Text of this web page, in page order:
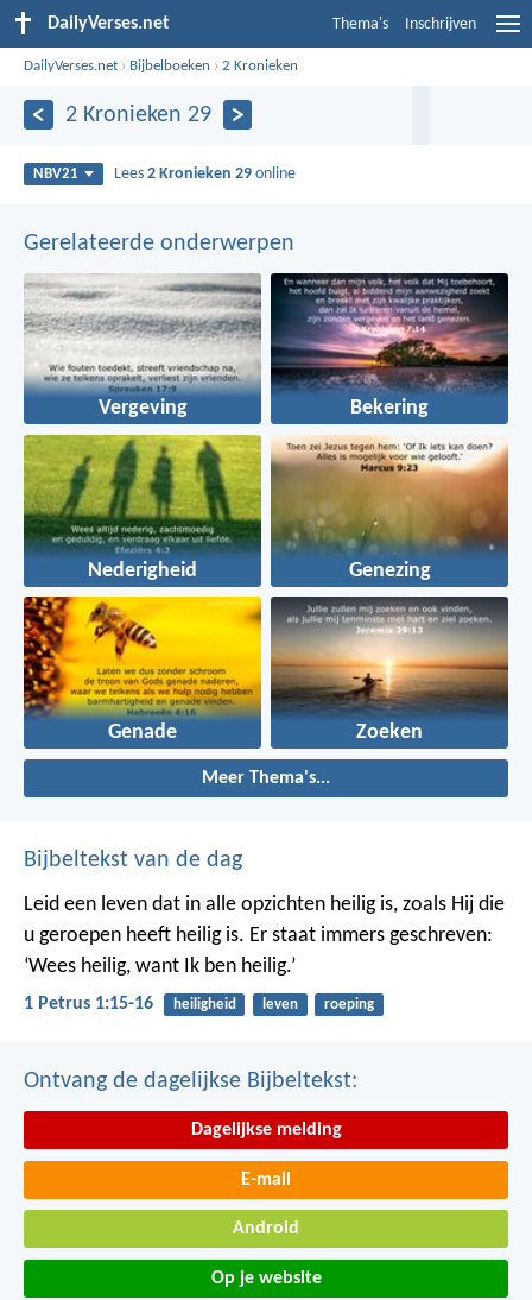
DailyVerses.net Thema's Inschrijven
DailyVerses.net › Bijbelboeken ›2 Kronieken
2 Kronieken 29
NBV21 Lees2 Kronieken 29 online
Gerelateerde onderwerpen
Vergeving Bekering
Nederigheid Genezing
Genade Zoeken
Meer Thema's...
Bijbeltekst van de dag
Leid een leven dat in alle opzichten heilig is, zoals Hij die
u geroepen heeft heilig is. Er staat immers geschreven:
‘Wees heilig, want Ik ben heilig.’
1 Petrus 1:15-16 heiligheid leven roeping
Ontvang de dagelijkse Bijbeltekst:
Dagelijkse melding
E-mail
Android
Op je website